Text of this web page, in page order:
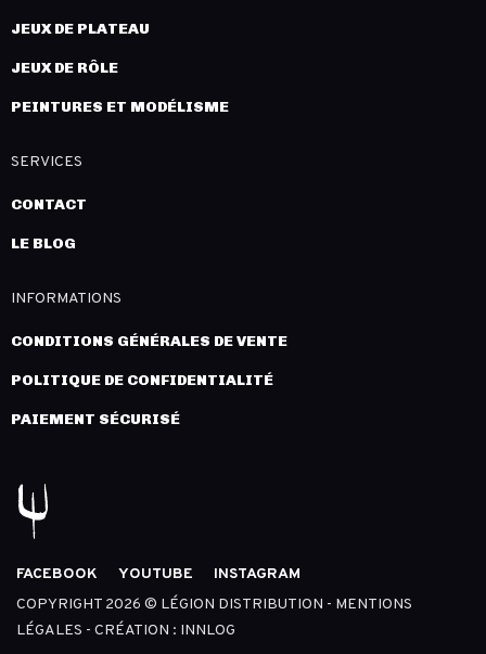
JEUX DE PLATEAU
JEUX DE RÔLE
PEINTURES ET MODÉLISME
SERVICES
CONTACT
LE BLOG
INFORMATIONS
CONDITIONS GÉNÉRALES DE VENTE
POLITIQUE DE CONFIDENTIALITÉ
PAIEMENT SÉCURISÉ
FACEBOOK YOUTUBE
INSTAGRAM
COPYRIGHT 2026 © LÉGION DISTRIBUTION - MENTIONS
LÉGALES - CRÉATION : INNLOG